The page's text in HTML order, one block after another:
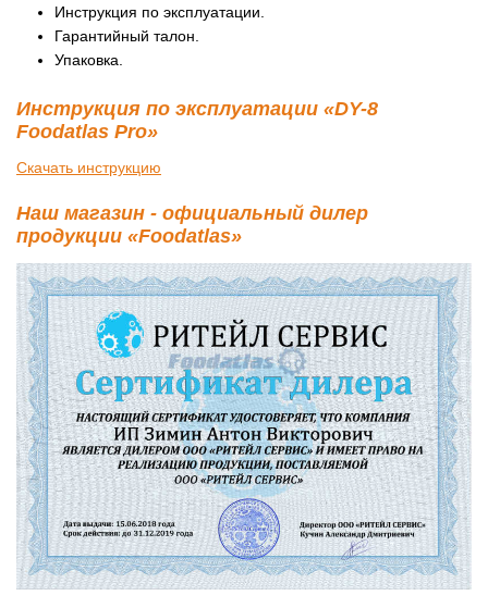
Инструкция по эксплуатации.
Гарантийный талон.
Упаковка.
Инструкция по эксплуатации «DY-8
Foodatlas Pro»
Скачать инструкцию
Наш магазин - официальный дилер
продукции «Foodatlas»